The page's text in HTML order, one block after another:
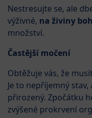
Nestresujte se, ale
výživné, na živiny
množství.
Častější močení
Obtěžuje vás, že
Je to nepříjemný
přirozený. Zpočátku
zvýšené prokrvení